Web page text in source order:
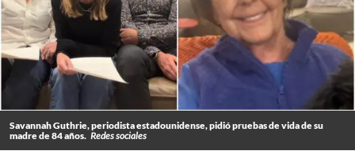
Savannah Guthrie, periodista estadounidense, pidió pruebas de vida de su
madre de 84 años. Redes sociales